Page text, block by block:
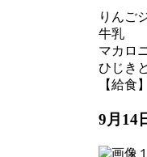
りんご
牛乳
マカロ
ひじき
【給食
9月14